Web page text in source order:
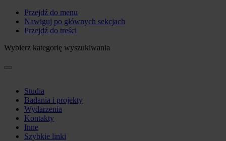
Przejdź do menu
Nawiguj po głównych sekcjach
Przejdź do treści
Wybierz kategorię wyszukiwania
Studia
Badania i projekty
Wydarzenia
Kontakty
Inne
Szybkie linki